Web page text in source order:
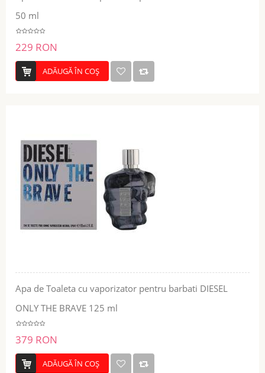
50 ml
229 RON
ADĂUGĂ ÎN COŞ
Apa de Toaleta cu vaporizator pentru barbati DIESEL
ONLY THE BRAVE 125 ml
379 RON
ADĂUGĂ ÎN COŞ